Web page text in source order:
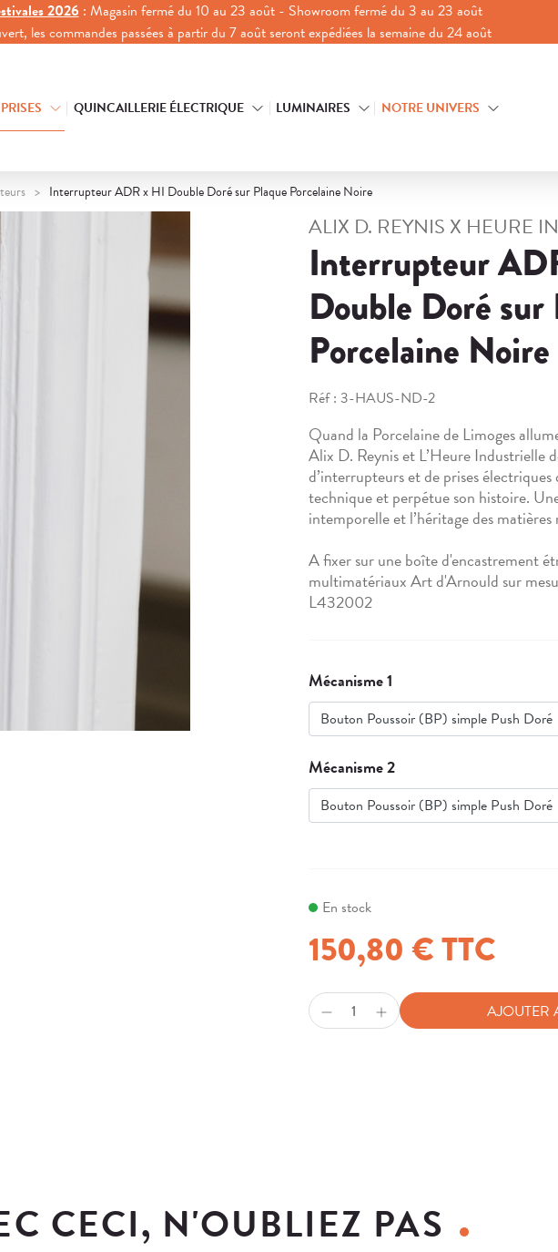
2026: Magasin fermé du 10 au 23 août - Showroom fermé du 3 au 23 août
les commandes passées à partir du 7 août seront expédiées la semaine du 24 août
QUINCAILLERIE ÉLECTRIQUE LUMINAIRES NOTRE UNIVERS
Interrupteur ADR x HI Double Doré sur Plaque Porcelaine Noire
ALIX D. REYNIS X HEURE
Interrupteur
Double Doré sur
Porcelaine Noire
Réf : 3-HAUS-ND-2
Quand la Porcelaine de Limoges
Alix D. Reynis et L’Heure Industrielle
d’interrupteurs et de prises
technique et perpétue son histoire.
intemporelle et l’héritage des matières
A fixer sur une boîte d'encastrement
multimatériaux Art d'Arnould sur
L432002
Mécanisme 1
Bouton Poussoir (BP) simple Push Doré
Mécanisme 2
Bouton Poussoir (BP) simple Push Doré
En stock
150,80 € TTC
AJOUTER
CECI, N'OUBLIEZ PAS